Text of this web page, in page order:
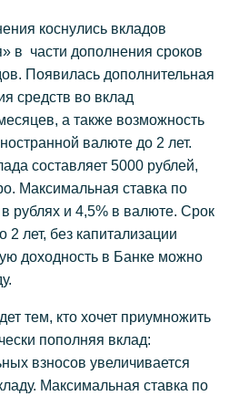
коснулись вкладов
в части дополнения сроков
Появилась дополнительная
средств во вклад
а также возможность
валюте до 2 лет.
составляет 5000 рублей,
Максимальная ставка по
рублях и 4,5% в валюте. Срок
2 лет, без капитализации
доходность в Банке можно
тем, кто хочет приумножить
пополняя вклад:
взносов увеличивается
Максимальная ставка по